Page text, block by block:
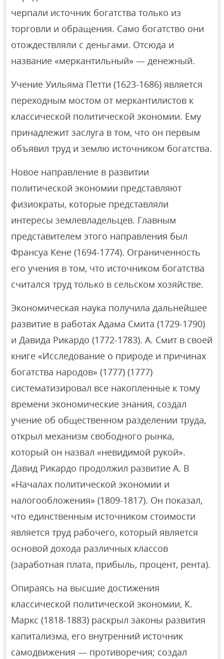
черпали источник богатства только из
торговли и обращения. Само богатство они
отождествляли с деньгами. Отсюда и
название «меркантильный» — денежный.
Учение Уильяма Петти (1623-1686) является
переходным мостом от меркантилистов к
классической политической экономии. Ему
принадлежит заслуга в том, что он первым
объявил труд и землю источником богатства.
Новое направление в развитии
политической экономии представляют
физиократы, которые представляли
интересы землевладельцев. Главным
представителем этого направления был
Франсуа Кене (1694-1774). Ограниченность
его учения в том, что источником богатства
считался труд только в сельском хозяйстве.
Экономическая наука получила дальнейшее
развитие в работах Адама Смита (1729-1790)
и Давида Рикардо (1772-1783). А. Смит в своей
книге «Исследование о природе и причинах
богатства народов» (1777) (1777)
систематизировал все накопленные к тому
времени экономические знания, создал
учение об общественном разделении труда,
открыл механизм свободного рынка,
который он назвал «невидимой рукой».
Давид Рикардо продолжил развитие А. В
«Началах политической экономии и
налогообложения» (1809-1817). Он показал,
что единственным источником стоимости
является труд рабочего, который является
основой дохода различных классов
(заработная плата, прибыль, процент, рента).
Опираясь на высшие достижения
классической политической экономии, К.
Маркс (1818-1883) раскрыл законы развития
капитализма, его внутренний источник
самодвижения — противоречия; создал